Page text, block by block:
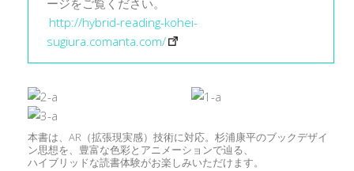
http://hybrid-reading-kohei-
sugiura.comanta.com/
本書は、AR（拡張現実感）技術に対応。杉浦康平のブックデザイ
ン思想を、豊富な色彩とアニメーションで辿る、
ハイブリッドな読書体験がお楽しみいただけます。